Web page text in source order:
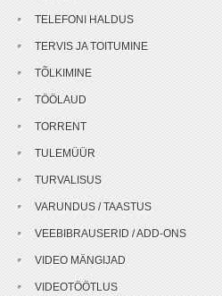
TELEFONI HALDUS
TERVIS JA TOITUMINE
TÕLKIMINE
TÖÖLAUD
TORRENT
TULEMÜÜR
TURVALISUS
VARUNDUS / TAASTUS
VEEBIBRAUSERID / ADD-ONS
VIDEO MÄNGIJAD
VIDEOTÖÖTLUS